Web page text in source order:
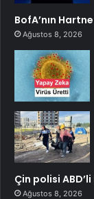
BofA’nın
Ağustos 8, 2026
Çin polisi
Ağustos 8, 2026